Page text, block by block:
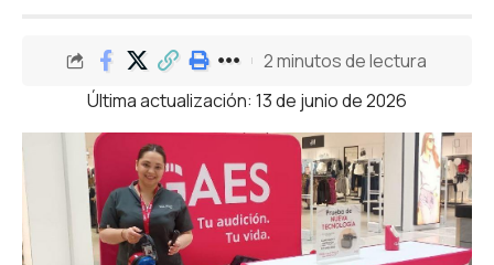
Última actualización: 13 de junio de 2026
2 minutos de lectura